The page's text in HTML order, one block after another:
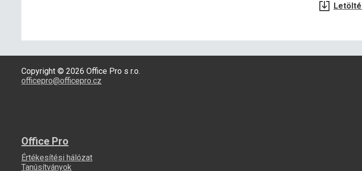
Copyright © 2026 Office Pro s r.o.
officepro@officepro.cz
Office Pro
Értékesítési hálózat
Tanúsítványok